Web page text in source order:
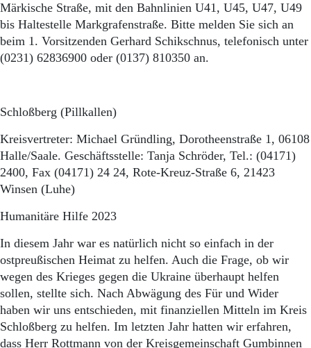
Märkische Straße, mit den Bahnlinien U41, U45, U47, U49
bis Haltestelle Markgrafenstraße. Bitte melden Sie sich an
beim 1. Vorsitzenden Gerhard Schikschnus, telefonisch unter
(0231) 62836900 oder (0137) 810350 an.
Schloßberg (Pillkallen)
Kreisvertreter: Michael Gründling, Dorotheenstraße 1, 06108
Halle/Saale. Geschäftsstelle: Tanja Schröder, Tel.: (04171)
2400, Fax (04171) 24 24, Rote-Kreuz-Straße 6, 21423
Winsen (Luhe)
Humanitäre Hilfe 2023
In diesem Jahr war es natürlich nicht so einfach in der
ostpreußischen Heimat zu helfen. Auch die Frage, ob wir
wegen des Krieges gegen die Ukraine überhaupt helfen
sollen, stellte sich. Nach Abwägung des Für und Wider
haben wir uns entschieden, mit finanziellen Mitteln im Kreis
Schloßberg zu helfen. Im letzten Jahr hatten wir erfahren,
dass Herr Rottmann von der Kreisgemeinschaft Gumbinnen